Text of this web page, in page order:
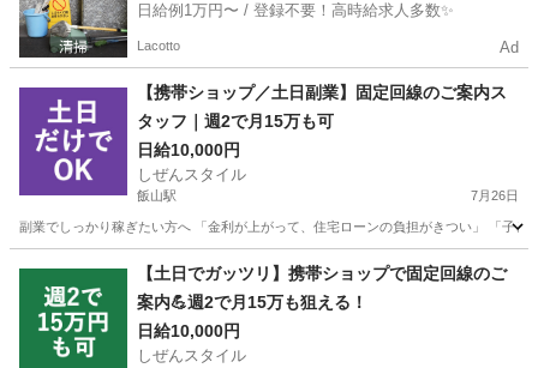
日給例1万円〜 / 登録不要！高時給求人多数✨
Lacotto Ad
【携帯ショップ／土日副業】固定回線のご案内ス
タッフ｜週2で月15万も可
日給10,000円
しぜんスタイル
飯山駅 7月26日
副業でしっかり稼ぎたい方へ 「金利が上がって、住宅ローンの負担がきつい」 「子
飯山駅 家電量販店 スタッフ
【土日でガッツリ】携帯ショップで固定回線のご
案内💪週2で月15万も狙える！
日給10,000円
しぜんスタイル